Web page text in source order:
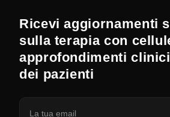
Ricevi aggiornamenti
sulla terapia con
approfondimenti
dei pazienti